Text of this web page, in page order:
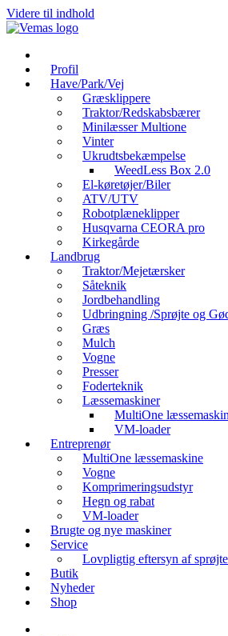
Videre til indhold
Profil
Have/Park/Vej
Græsklippere
Traktor/Redskabsbærer
Minilæsser Multione
Vinter
Ukrudtsbekæmpelse
WeedLess Box 2.0
El-køretøjer/Biler
ATV/UTV
Robotplæneklipper
Husqvarna CEORA pro
Kirkegårde
Landbrug
Traktor/Mejetærsker
Såteknik
Jordbehandling
Udbringning /Sprøjte og
Græs
Mulch
Vogne
Presser
Foderteknik
Læssemaskiner
MultiOne
VM-loader
Entreprenør
MultiOne læssemaskine
Vogne
Komprimeringsudstyr
Hegn og rabat
VM-loader
Brugte og nye maskiner
Service
Lovpligtig eftersyn af
Butik
Nyheder
Shop